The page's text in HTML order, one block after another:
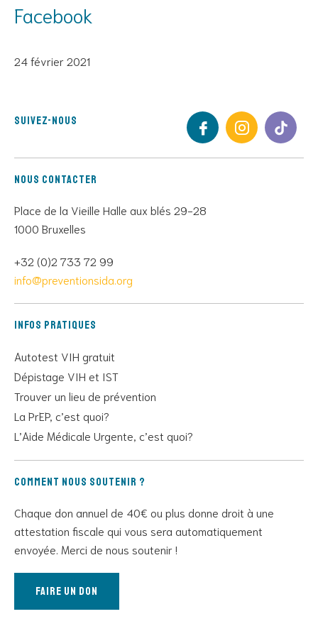
Facebook
24 février 2021
Suivez-nous
Nous contacter
Place de la Vieille Halle aux blés 29-28
1000 Bruxelles
+32 (0)2 733 72 99
info@preventionsida.org
Infos pratiques
Autotest VIH gratuit
Dépistage VIH et IST
Trouver un lieu de prévention
La PrEP, c’est quoi?
L’Aide Médicale Urgente, c’est quoi?
Comment nous soutenir ?
Chaque don annuel de 40€ ou plus donne droit à une
attestation fiscale qui vous sera automatiquement
envoyée. Merci de nous soutenir !
Faire un don